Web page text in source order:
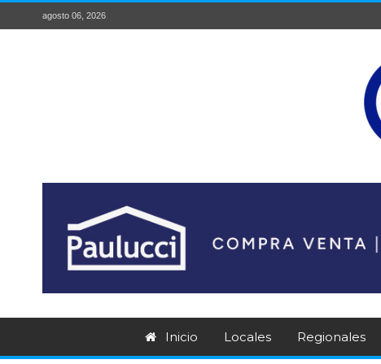
agosto 06, 2026
Inicio Locales Regionales